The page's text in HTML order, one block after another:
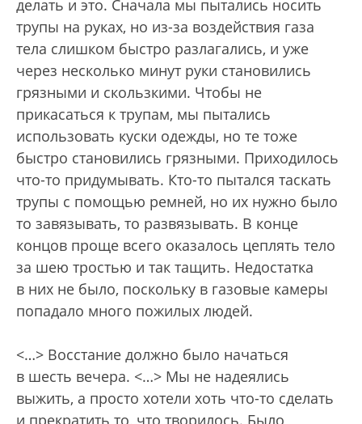
делать и это. Сначала мы пытались носить
трупы на руках, но из-за воздействия газа
тела слишком быстро разлагались, и уже
через несколько минут руки становились
грязными и скользкими. Чтобы не
прикасаться к трупам, мы пытались
использовать куски одежды, но те тоже
быстро становились грязными. Приходилось
что-то придумывать. Кто-то пытался таскать
трупы с помощью ремней, но их нужно было
то завязывать, то развязывать. В конце
концов проще всего оказалось цеплять тело
за шею тростью и так тащить. Недостатка
в них не было, поскольку в газовые камеры
попадало много пожилых людей.
<…> Восстание должно было начаться
в шесть вечера. <…> Мы не надеялись
выжить, а просто хотели хоть что-то сделать
и прекратить то, что творилось. Было